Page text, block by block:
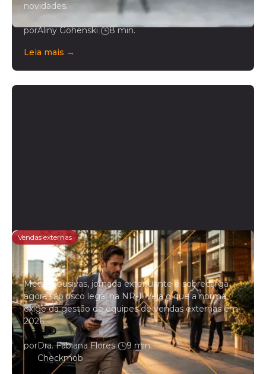
novidades.
porAliny Gohenski| 8 min.
Leia mais →
Vendas externas
NR-1 e vendas externas: o que a
norma exige da gestão de campo
Metas abusivas, jornada extenuante e sobrecarga
agora são risco legal na NR-1. Veja o que a norma
exige da gestão de equipes de vendas externas em
2026.
porDra. Fabiana Flores
Checkmob
| 9 min.